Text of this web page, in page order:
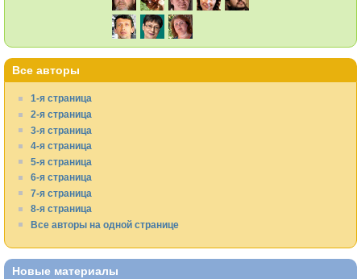
Все авторы
1-я страница
2-я страница
3-я страница
4-я страница
5-я страница
6-я страница
7-я страница
8-я страница
Все авторы на одной странице
Новые материалы